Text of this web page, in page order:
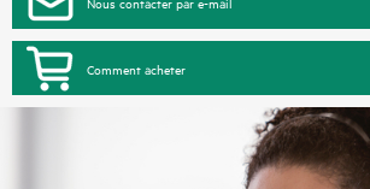
Comment acheter